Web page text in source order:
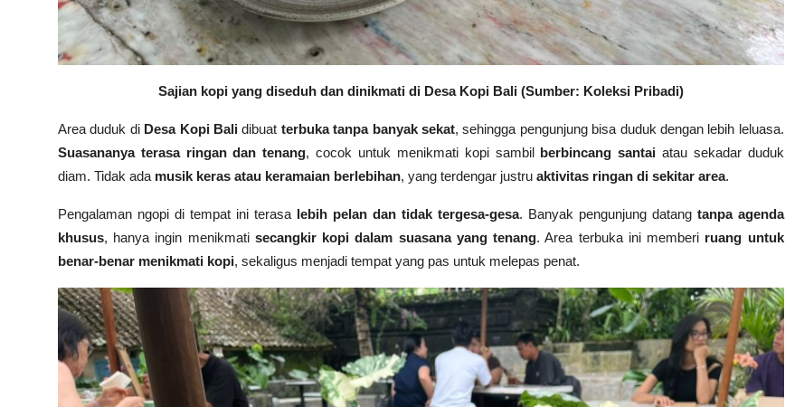
Sajian kopi yang diseduh dan dinikmati di Desa Kopi Bali (Sumber: Koleksi Pribadi)
Area duduk di Desa Kopi Balidibuat terbuka tanpa banyak sekat, sehingga pengunjung bisa duduk dengan lebih leluasa.
Suasananya terasa ringan dan tenang, cocok untuk menikmati kopi sambil berbincang santai atau sekadar duduk
diam. Tidak ada musik keras atau keramaian berlebihan, yang terdengar justru aktivitas ringan di sekitar area.
Pengalaman ngopi di tempat ini terasa lebih pelan dan tidak tergesa-gesa. Banyak pengunjung datang tanpa agenda
khusus, hanya ingin menikmati secangkir kopi dalam suasana yang tenang. Area terbuka ini memberi ruang untuk
benar-benar menikmati kopi, sekaligus menjadi tempat yang pas untuk melepas penat.